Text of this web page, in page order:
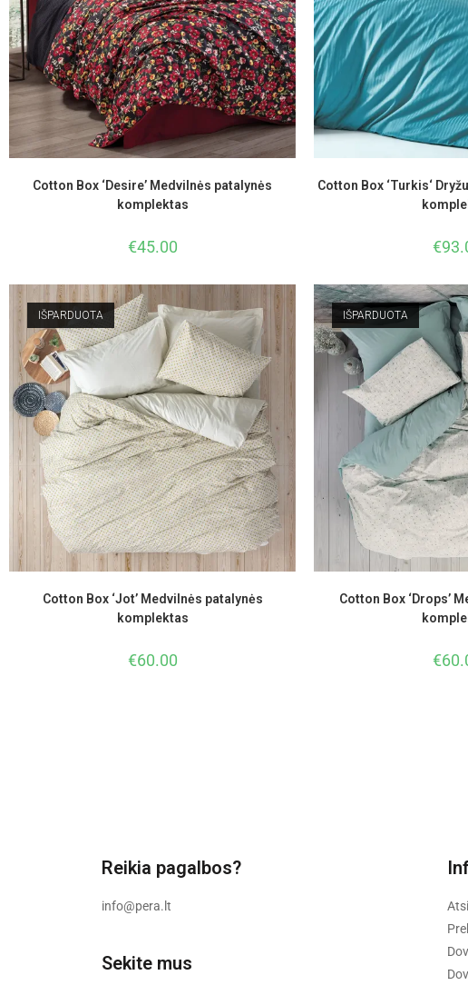
Cotton Box ‘Desire’ Medvilnės patalynės
komplektas
€45.00
Cotton Box ‘Turkis‘
€
IŠPARDUOTA
Cotton Box ‘Jot’ Medvilnės patalynės
komplektas
€60.00
IŠPARDUOTA
Cotton Box ‘Drops’
€
Reikia pagalbos?
info@pera.lt
Sekite mus